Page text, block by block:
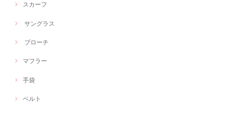
スカーフ
サングラス
ブローチ
マフラー
手袋
ベルト